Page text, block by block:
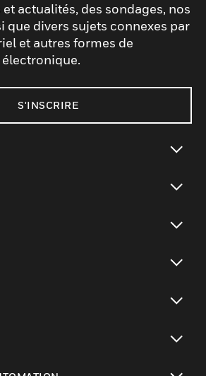
actualités, des sondages, nos
que divers sujets connexes par
et autres formes de
S'INSCRIRE